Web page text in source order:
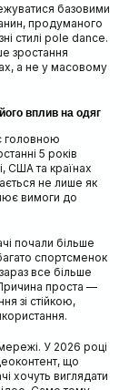
базовими
продуманого
стилі pole dance.
зростання
а не у масовому
вплив на одяг
головною
5 років
США та країнах
не лише як
вимоги до
почали більше
спортсменок
все більше
проста —
зі стійкою,
У 2026 році
що
хочуть виглядати